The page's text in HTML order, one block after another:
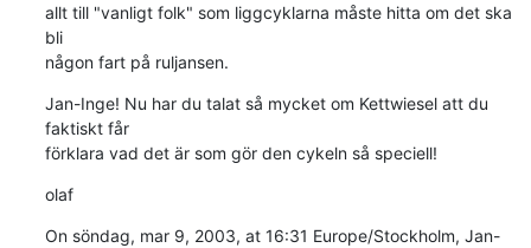
allt till "vanligt folk" som liggcyklarna måste hitta om det ska
bli
någon fart på ruljansen.
Jan-Inge! Nu har du talat så mycket om Kettwiesel att du
faktiskt får
förklara vad det är som gör den cykeln så speciell!
olaf
On söndag, mar 9, 2003, at 16:31 Europe/Stockholm, Jan-